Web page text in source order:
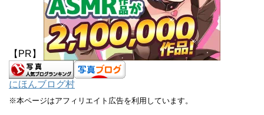
【PR】
にほんブログ村
※本ページはアフィリエイト広告を利用しています。